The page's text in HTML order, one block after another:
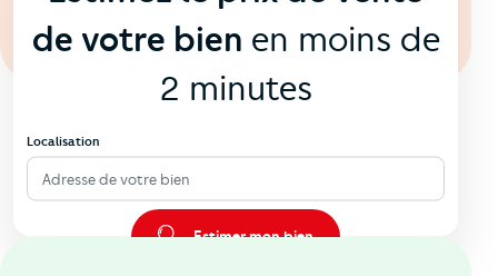
de votre bien en moins de
2 minutes
Localisation
Adresse de votre bien
Estimer mon bien